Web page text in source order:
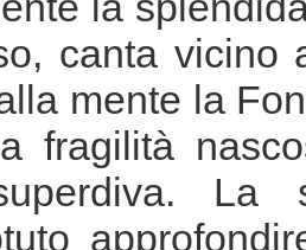
canta vicino
mente la
fragilità
La